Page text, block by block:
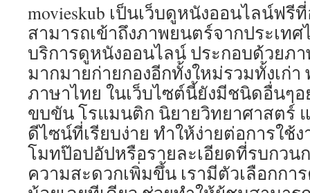
movieskub เป็นเว็บดูหนังออนไลน์ฟ
สามารถเข้าถึงภาพยนตร์จากประเท
บริการดูหนังออนไลน์ ประกอบด้วยภ
มากมายก่ายกองอีกทั้งใหม่รวมทั้งเก่
ภาษาไทย ในเว็บไซต์นี้ยังมีชนิดอื่นๆ
ขบขัน โรแมนติก นิยายวิทยาศาสตร์
ดีไซน์ที่เรียบง่าย ทำให้ง่ายต่อการใช้
โมทป๊อปอัปหรือรายละเอียดที่รบกว
ความสะดวกเพิ่มขึ้น เรามีตัวเลือกก